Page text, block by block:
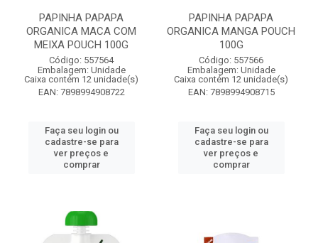
PAPINHA PAPAPA
ORGANICA MACA COM
MEIXA POUCH 100G
Código: 557564
Embalagem: Unidade
Caixa contém 12 unidade(s)
EAN: 7898994908722
Faça seu login ou
cadastre-se para
ver preços e
comprar
PAPINHA PAPAPA
ORGANICA MANGA POUCH
100G
Código: 557566
Embalagem: Unidade
Caixa contém 12 unidade(s)
EAN: 7898994908715
Faça seu login ou
cadastre-se para
ver preços e
comprar